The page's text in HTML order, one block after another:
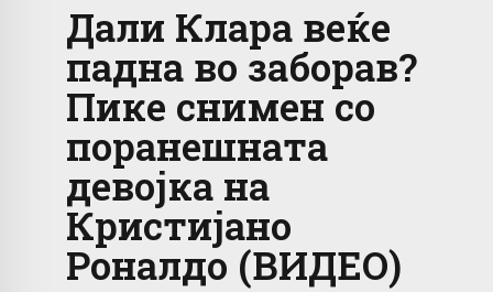
Дали Клара веќе
падна во заборав?
Пике снимен со
поранешната
девојка на
Кристијано
Роналдо (ВИДЕО)